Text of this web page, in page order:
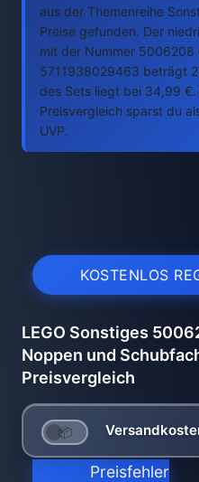
aus der Themenreihe
Preise gefunden. Der
mit der Nummer 5006208
5711938029463 beträgt
des Sets liegt bei 34,99 €.
Preisvergleich sparst du
UVP.
KOSTENLOS
LEGO Sonstiges
Noppen und
Preisvergleich
Preisfehler